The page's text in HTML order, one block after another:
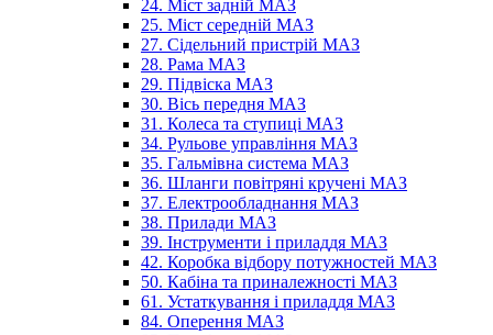
24. Міст задній МАЗ
25. Міст середній МАЗ
27. Сідельний пристрій МАЗ
28. Рама МАЗ
29. Підвіска МАЗ
30. Вісь передня МАЗ
31. Колеса та ступиці МАЗ
34. Рульове управління МАЗ
35. Гальмівна система МАЗ
36. Шланги повітряні кручені МАЗ
37. Електрообладнання МАЗ
38. Прилади МАЗ
39. Інструменти і приладдя МАЗ
42. Коробка відбору потужностей МАЗ
50. Кабіна та приналежності МАЗ
61. Устаткування і приладдя МАЗ
84. Оперення МАЗ